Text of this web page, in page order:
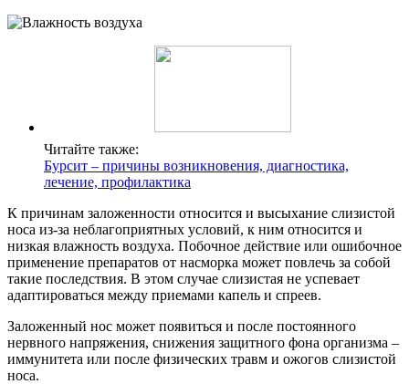
Читайте также:
Бурсит – причины возникновения, диагностика,
лечение, профилактика
К причинам заложенности относится и высыхание слизистой
носа из-за неблагоприятных условий, к ним относится и
низкая влажность воздуха. Побочное действие или ошибочное
применение препаратов от насморка может повлечь за собой
такие последствия. В этом случае слизистая не успевает
адаптироваться между приемами капель и спреев.
Заложенный нос может появиться и после постоянного
нервного напряжения, снижения защитного фона организма –
иммунитета или после физических травм и ожогов слизистой
носа.